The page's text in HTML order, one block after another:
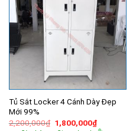
Tủ Sắt Locker 4 Cánh Dày Đẹp
Mới 99%
2,200,000₫ Giá
1,800,000₫Giá